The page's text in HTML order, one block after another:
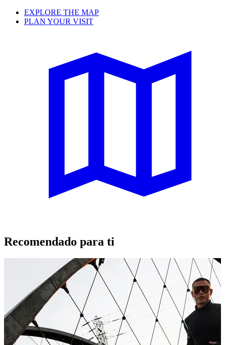
EXPLORE THE MAP
PLAN YOUR VISIT
Recomendado para ti